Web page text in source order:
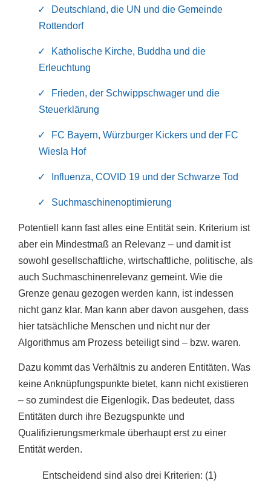
Deutschland, die UN und die Gemeinde
Rottendorf
Katholische Kirche, Buddha und die
Erleuchtung
Frieden, der Schwippschwager und die
Steuerklärung
FC Bayern, Würzburger Kickers und der FC
Wiesla Hof
Influenza, COVID 19 und der Schwarze Tod
Suchmaschinenoptimierung
Potentiell kann fast alles eine Entität sein. Kriterium ist
aber ein Mindestmaß an Relevanz – und damit ist
sowohl gesellschaftliche, wirtschaftliche, politische, als
auch Suchmaschinenrelevanz gemeint. Wie die
Grenze genau gezogen werden kann, ist indessen
nicht ganz klar. Man kann aber davon ausgehen, dass
hier tatsächliche Menschen und nicht nur der
Algorithmus am Prozess beteiligt sind – bzw. waren.
Dazu kommt das Verhältnis zu anderen Entitäten. Was
keine Anknüpfungspunkte bietet, kann nicht existieren
– so zumindest die Eigenlogik. Das bedeutet, dass
Entitäten durch ihre Bezugspunkte und
Qualifizierungsmerkmale überhaupt erst zu einer
Entität werden.
Entscheidend sind also drei Kriterien: (1)